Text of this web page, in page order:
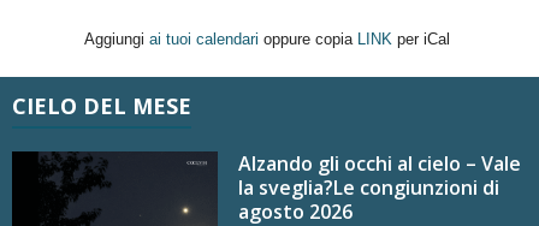
Aggiungi ai tuoi calendari oppure copia LINK per iCal
CIELO DEL MESE
Alzando gli occhi al cielo – Vale
la sveglia?Le congiunzioni di
agosto 2026